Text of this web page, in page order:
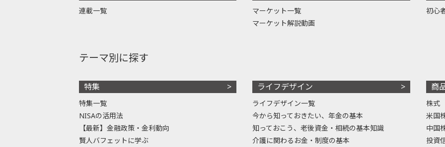
連載一覧
マーケット一覧
マーケット解説動画
初心
テーマ別に探す
特集
特集一覧
NISAの活用法
【最新】金融政策・金利動向
賢人バフェットに学ぶ
ライフデザイン
ライフデザイン一覧
今から知っておきたい、年金の基本
知っておこう、老後資金・相続の基本知識
介護に関わるお金・制度の基本
商
株式
米国
中国
投資